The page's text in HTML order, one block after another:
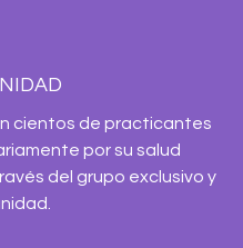
cientos de practicantes
por su salud
del grupo exclusivo y